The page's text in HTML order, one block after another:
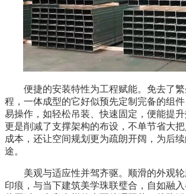
便捷的安装特性为工程赋能。免去了
程，一体成型的它好似预先定制完备的组
易操作，如轻松吊装、快速固定，便能提
更是削减了支撑架构的布设，不单节省大
成本，还让空间规划更为疏朗开阔，为后
途。
美观与适应性并驾齐驱。顺滑的外观
印痕，与当下建筑美学珠联璧合，自如融